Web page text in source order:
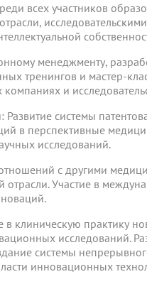
всех участников
менеджменту,
тренингов и мастер-
и
системы
в перспективные
исследований.
с другими
Участие в
клиническую практику
исследований.
системы
инновационных